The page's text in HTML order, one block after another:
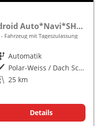
MAX Hybrid 145 6AT Android Auto*Navi*SHZ*Kamera*Totwinkel*Keyless*17"*Klimaauto
Fahrzeug mit Tageszulassung
Getriebe Automatik
Außenfarbe
Polar-Weiss / Dach Schwarz
Kilometerstand 25 km
Details